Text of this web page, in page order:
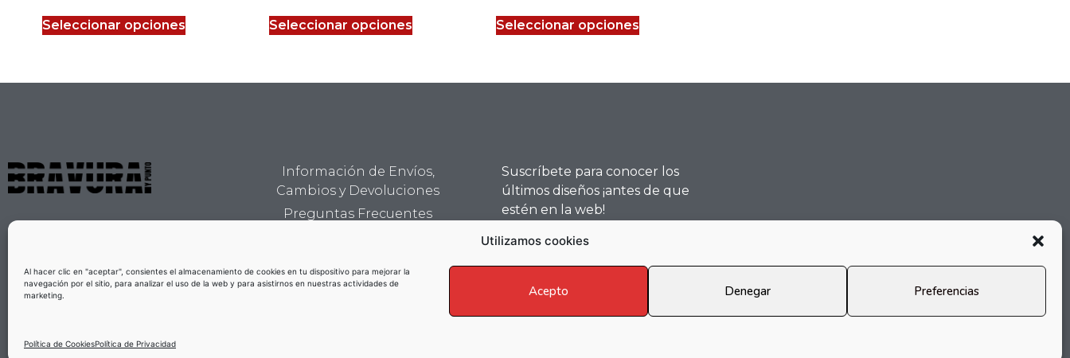
Utilizamos cookies
Al hacer clic en "aceptar", consientes el almacenamiento de cookies en tu dispositivo para mejorar la
navegación por el sitio, para analizar el uso de la web y para asistirnos en nuestras actividades de
marketing.
Acepto Denegar Preferencias
Política de CookiesPolítica de Privacidad
Seleccionar opciones Seleccionar opciones Seleccionar opciones
Información de Envíos,
Cambios y Devoluciones
Preguntas Frecuentes
Suscríbete para conocer los
últimos diseños ¡antes de que
estén en la web!
Política de Privacidad -